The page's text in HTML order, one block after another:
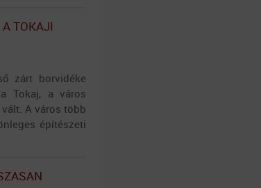
TOKAJI
zárt borvidéke
Tokaj, a város
A város több
építészeti